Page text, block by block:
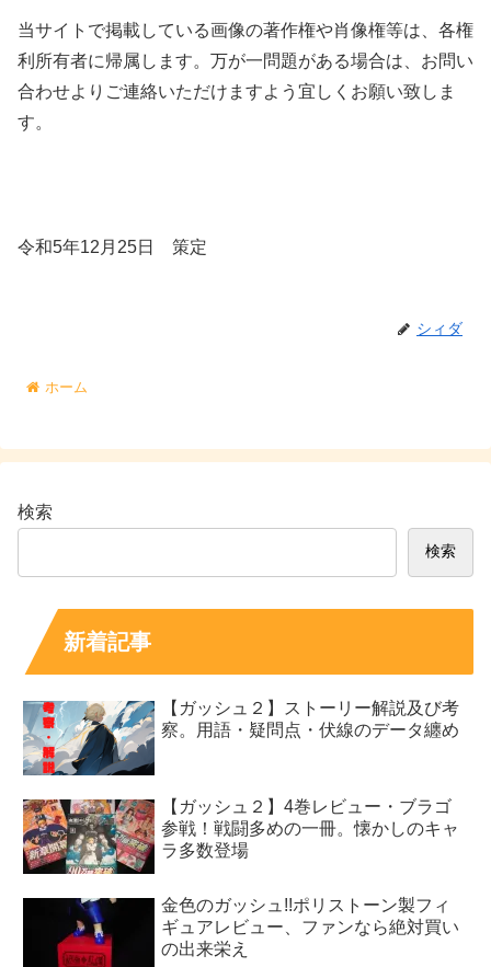
当サイトで掲載している画像の著作権や肖像権等は、各権
利所有者に帰属します。万が一問題がある場合は、お問い
合わせよりご連絡いただけますよう宜しくお願い致しま
す。
令和5年12月25日 策定
シィダ
ホーム
検索
検索
新着記事
【ガッシュ２】ストーリー解説及び考
察。用語・疑問点・伏線のデータ纏め
【ガッシュ２】4巻レビュー・ブラゴ
参戦！戦闘多めの一冊。懐かしのキャ
ラ多数登場
金色のガッシュ!!ポリストーン製フィ
ギュアレビュー、ファンなら絶対買い
の出来栄え